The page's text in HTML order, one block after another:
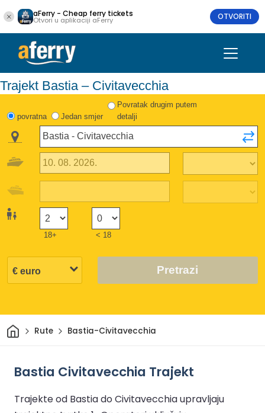
aFerry - Cheap ferry tickets
Otvori u aplikaciji aFerry OTVORITI
Trajekt Bastia – Civitavecchia
povratna Jedan smjer
Povratak drugim putem
detalji
18+ < 18
Pretrazi
DomRute Bastia-Civitavecchia
Bastia Civitavecchia Trajekt
Trajekte od Bastia do Civitavecchia upravljaju